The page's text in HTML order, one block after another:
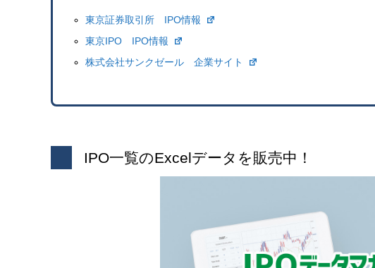
東京証券取引所 IPO情報
東京IPO IPO情報
株式会社サンクゼール 企業サイト
IPO一覧のExcelデータを販売中！